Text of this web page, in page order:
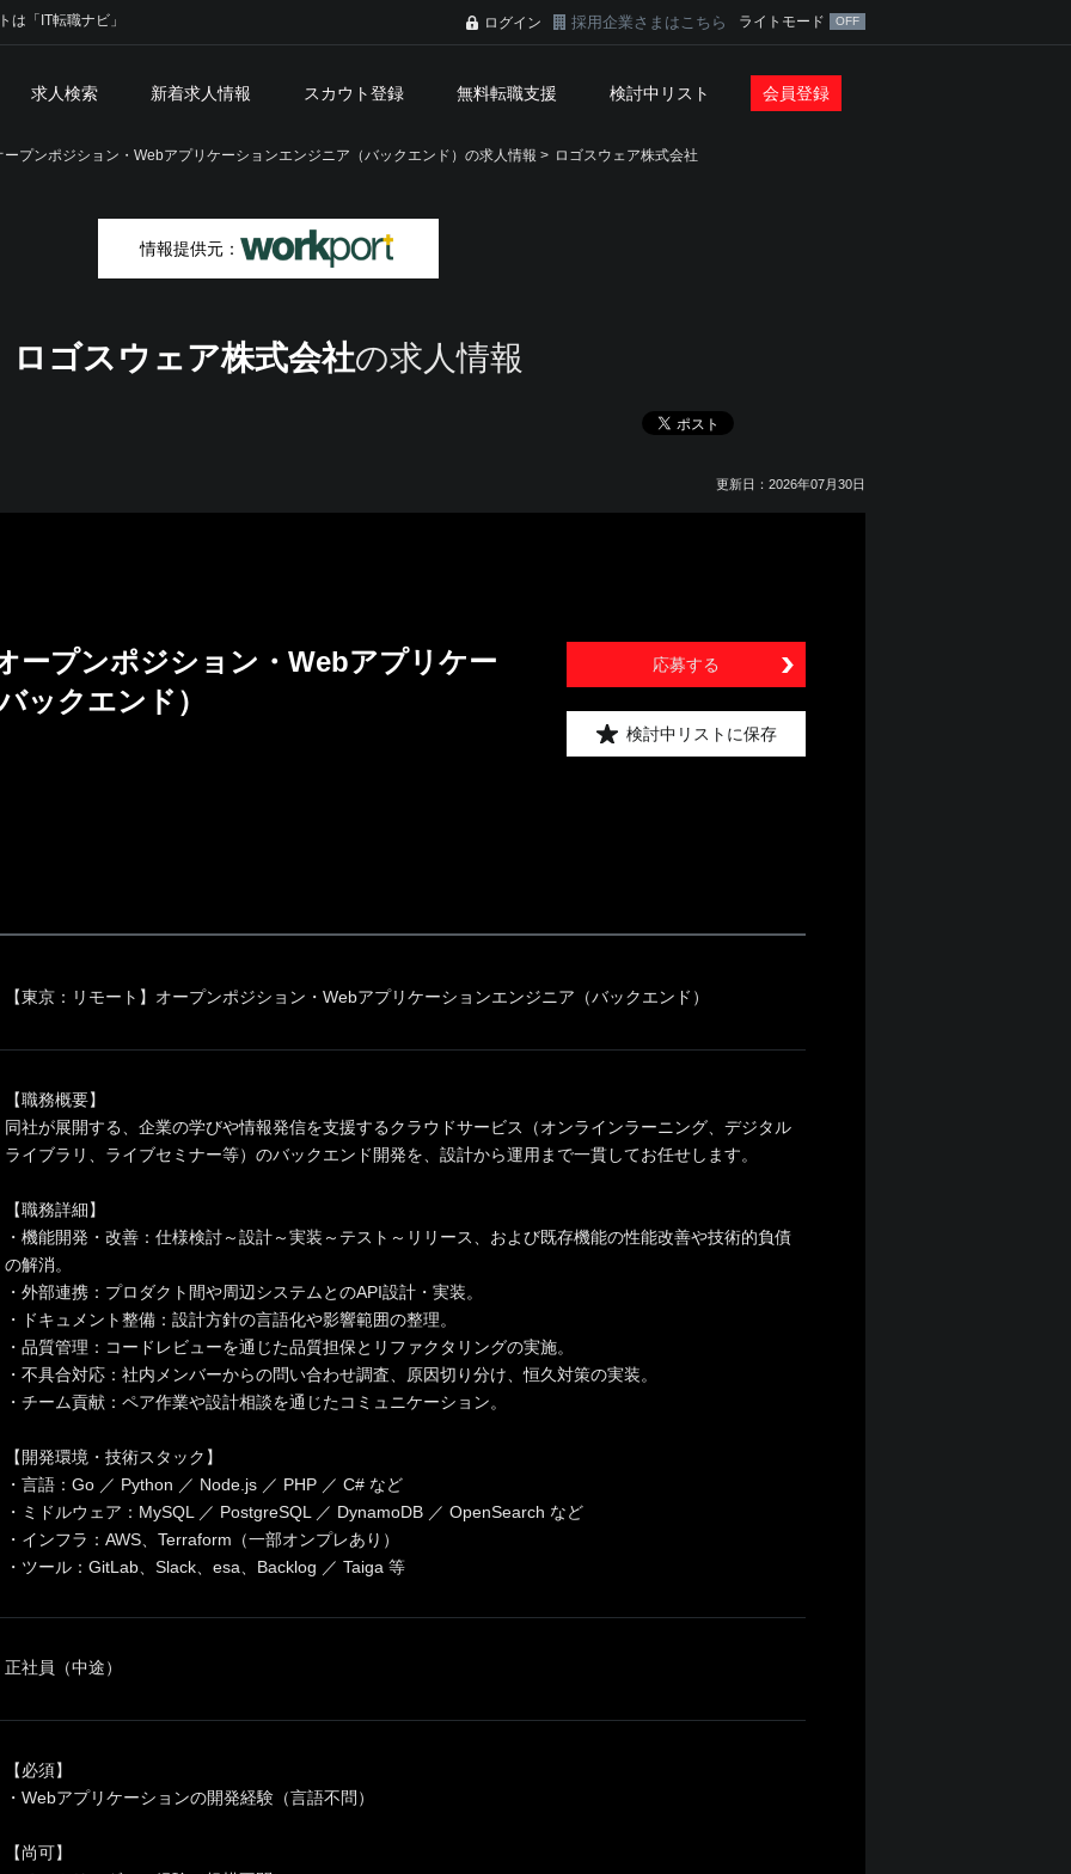
は「IT転職ナビ」 ログイン 採用企業さまはこちら ライトモード
求人検索 新着求人情報 スカウト登録 無料転職支援 検討中リスト 会員登録
プンポジション・Webアプリケーションエンジニア（バックエンド）の求人情報 > ロゴスウェア株式会社
情報提供元：
ロゴスウェア株式会社の求人情報
更新日：2026年07月30日
ープンポジション・Webアプリケー
ックエンド）
応募する
検討中リストに保存
【東京：リモート】オープンポジション・Webアプリケーションエンジニア（バックエンド）
【職務概要】
同社が展開する、企業の学びや情報発信を支援するクラウドサービス（オンラインラーニング、デジタル
ライブラリ、ライブセミナー等）のバックエンド開発を、設計から運用まで一貫してお任せします。
【職務詳細】
・機能開発・改善：仕様検討～設計～実装～テスト～リリース、および既存機能の性能改善や技術的負債
の解消。
・外部連携：プロダクト間や周辺システムとのAPI設計・実装。
・ドキュメント整備：設計方針の言語化や影響範囲の整理。
・品質管理：コードレビューを通じた品質担保とリファクタリングの実施。
・不具合対応：社内メンバーからの問い合わせ調査、原因切り分け、恒久対策の実装。
・チーム貢献：ペア作業や設計相談を通じたコミュニケーション。
【開発環境・技術スタック】
・言語：Go ／ Python ／ Node.js ／ PHP ／ C# など
・ミドルウェア：MySQL ／ PostgreSQL ／ DynamoDB ／ OpenSearch など
・インフラ：AWS、Terraform（一部オンプレあり）
・ツール：GitLab、Slack、esa、Backlog ／ Taiga 等
正社員（中途）
【必須】
・Webアプリケーションの開発経験（言語不問）
【尚可】